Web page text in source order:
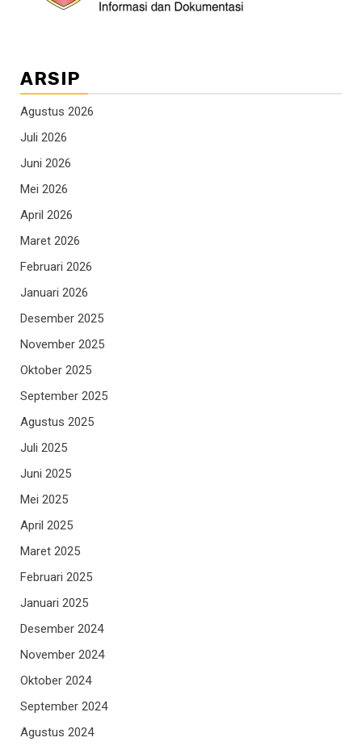
ARSIP
Agustus 2026
Juli 2026
Juni 2026
Mei 2026
April 2026
Maret 2026
Februari 2026
Januari 2026
Desember 2025
November 2025
Oktober 2025
September 2025
Agustus 2025
Juli 2025
Juni 2025
Mei 2025
April 2025
Maret 2025
Februari 2025
Januari 2025
Desember 2024
November 2024
Oktober 2024
September 2024
Agustus 2024